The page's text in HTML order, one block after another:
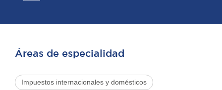
Áreas de especialidad
Impuestos internacionales y domésticos